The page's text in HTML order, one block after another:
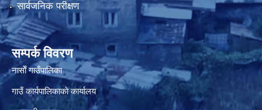
सार्वजनिक परीक्षण
सम्पर्क विवरण
नासाेँ गाउँपालिका
गाउँ कार्यपालिकाकाे कार्यालय